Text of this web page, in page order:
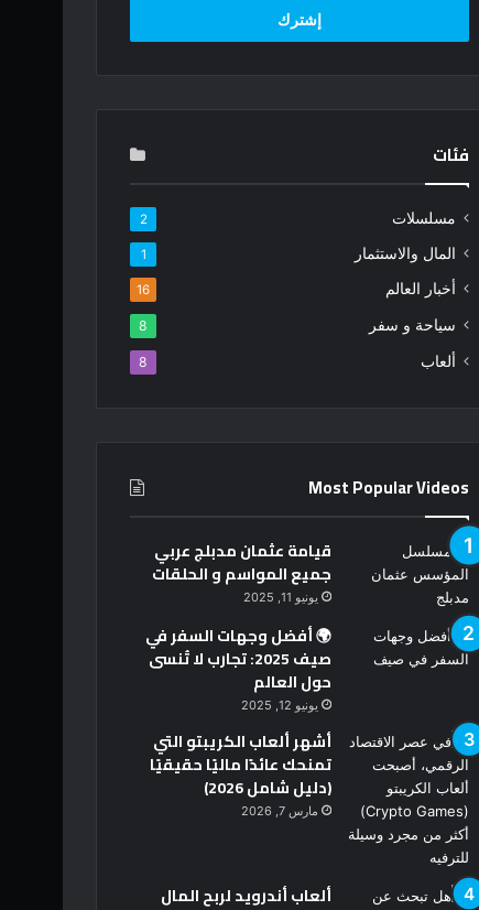
فئات
مسلسلات 2
المال والاستثمار 1
أخبار العالم 16
سياحة و سفر 8
ألعاب 8
Most Popular Videos
قيامة عثمان مدبلج عربي
جميع المواسم و الحلقات
يونيو 11, 2025
🌍 أفضل وجهات السفر في
صيف 2025: تجارب لا تُنسى
حول العالم
يونيو 12, 2025
أشهر ألعاب الكريبتو التي
تمنحك عائدًا ماليًا حقيقيًا
(دليل شامل 2026)
مارس 7, 2026
ألعاب أندرويد لربح المال